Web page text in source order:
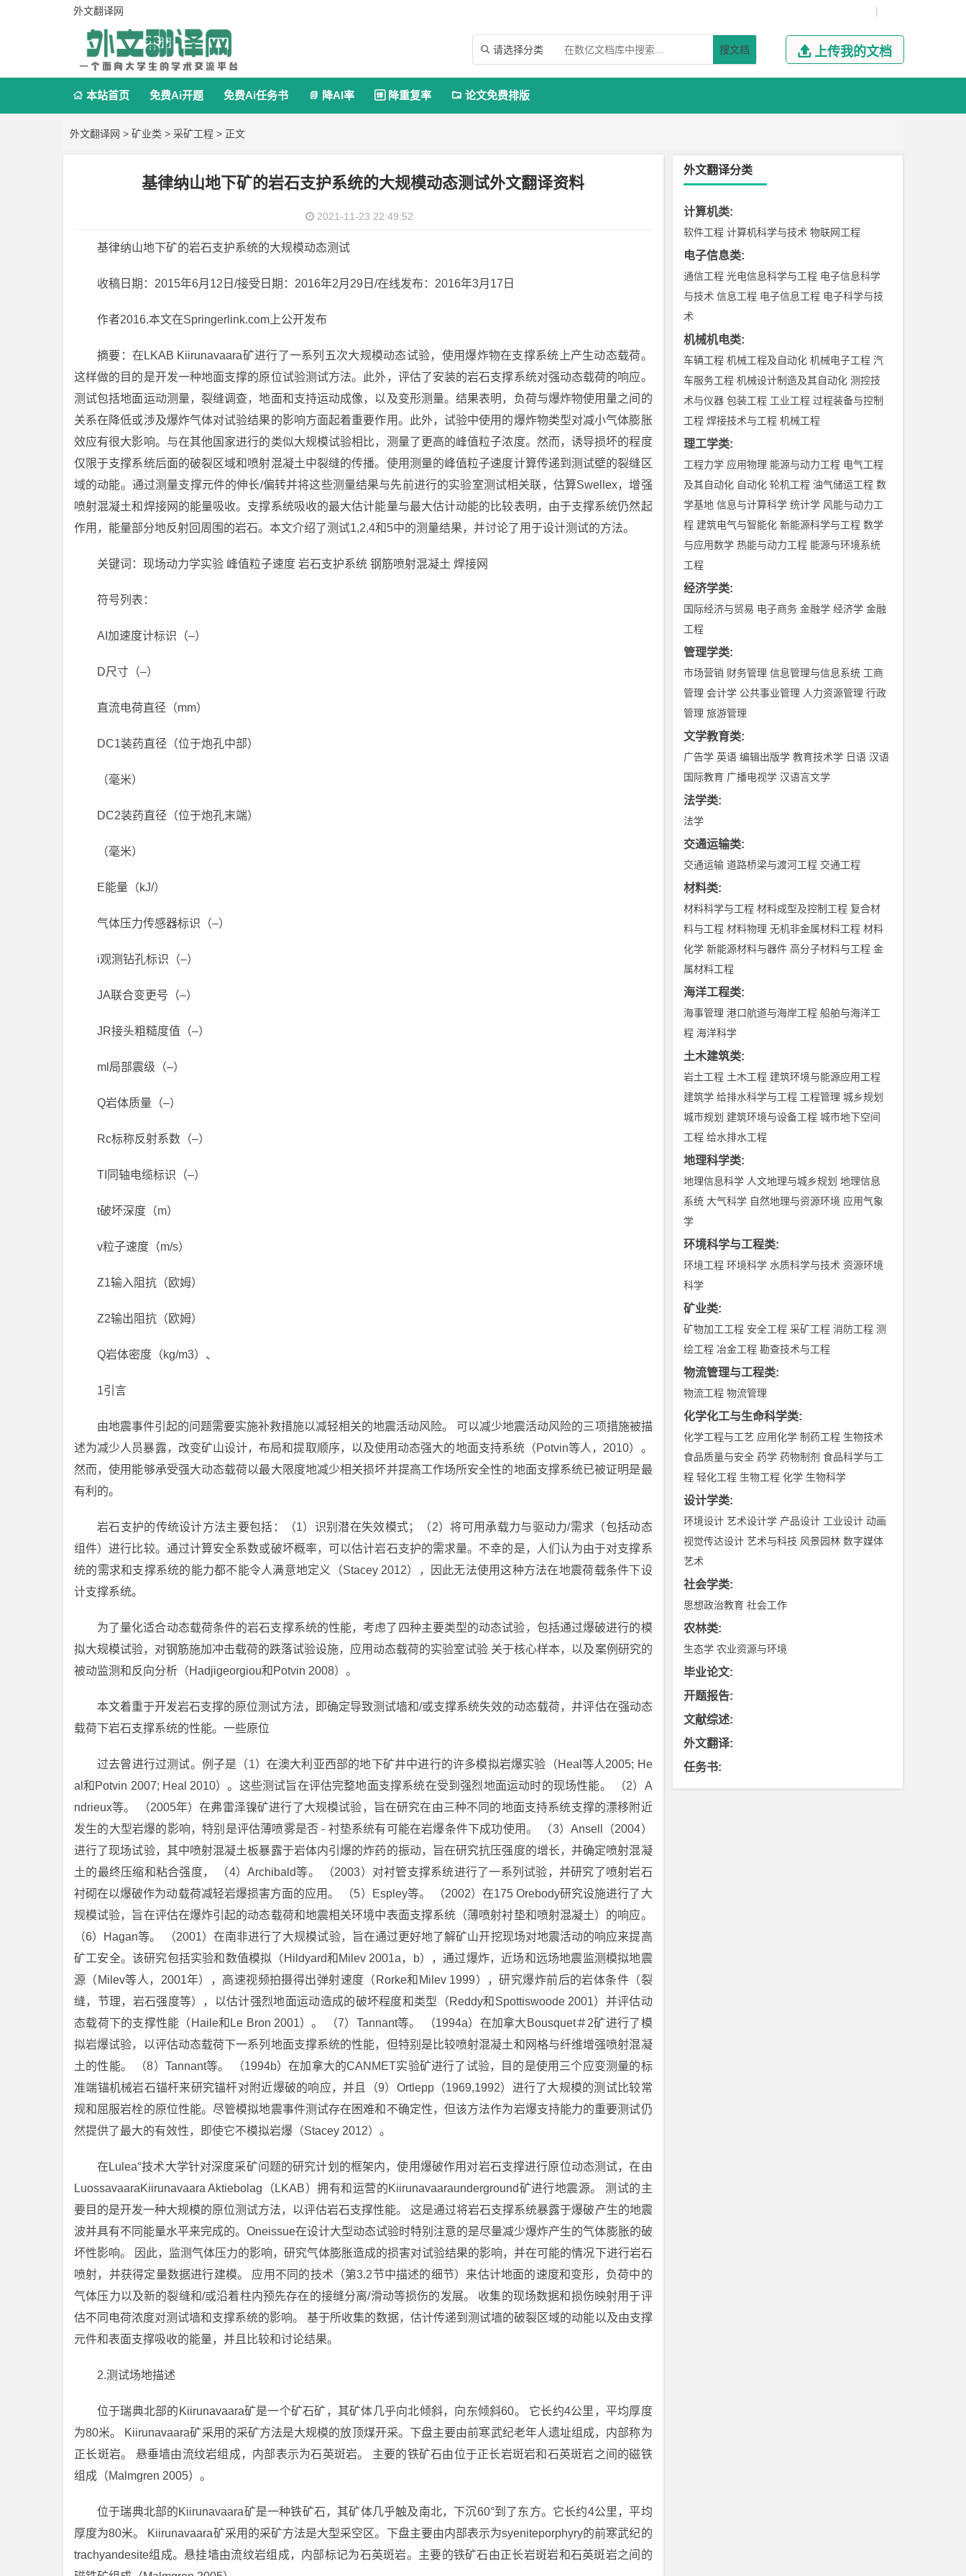
外文翻译网 |
 请选择分类 搜文档  上传我的文档
 本站首页 免费Ai开题 免费Ai任务书  降AI率  降重复率  论文免费排版
外文翻译网 > 矿业类 > 采矿工程 > 正文
基律纳山地下矿的岩石支护系统的大规模动态测试外文翻译资料
2021-11-23 22:49:52
基律纳山地下矿的岩石支护系统的大规模动态测试
收稿日期：2015年6月12日/接受日期：2016年2月29日/在线发布：2016年3月17日
作者2016.本文在Springerlink.com上公开发布
摘要：在LKAB Kiirunavaara矿进行了一系列五次大规模动态试验，使用爆炸物在支撑系统上产生动态载荷。
这样做的目的是开发一种地面支撑的原位试验测试方法。此外，评估了安装的岩石支撑系统对强动态载荷的响应。
测试包括地面运动测量，裂缝调查，地面和支持运动成像，以及变形测量。结果表明，负荷与爆炸物使用量之间的
关系在降低或涉及爆炸气体对试验结果的影响方面起着重要作用。此外，试验中使用的爆炸物类型对减小气体膨胀
效应有很大影响。与在其他国家进行的类似大规模试验相比，测量了更高的峰值粒子浓度。然而，诱导损坏的程度
仅限于支撑系统后面的破裂区域和喷射混凝土中裂缝的传播。使用测量的峰值粒子速度计算传递到测试壁的裂缝区
域的动能。通过测量支撑元件的伸长/偏转并将这些测量结果与先前进行的实验室测试相关联，估算Swellex，增强
喷射混凝土和焊接网的能量吸收。支撑系统吸收的最大估计能量与最大估计动能的比较表明，由于支撑系统仍然起
作用，能量部分地反射回周围的岩石。本文介绍了测试1,2,4和5中的测量结果，并讨论了用于设计测试的方法。
关键词：现场动力学实验 峰值粒子速度 岩石支护系统 钢筋喷射混凝土 焊接网
符号列表：
AI加速度计标识（–）
D尺寸（–）
直流电荷直径（mm）
DC1装药直径（位于炮孔中部）
（毫米）
DC2装药直径（位于炮孔末端）
（毫米）
E能量（kJ/）
气体压力传感器标识（–）
i观测钻孔标识（–）
JA联合变更号（–）
JR接头粗糙度值（–）
ml局部震级（–）
Q岩体质量（–）
Rc标称反射系数（–）
TI同轴电缆标识（–）
t破坏深度（m）
v粒子速度（m/s）
Z1输入阻抗（欧姆）
Z2输出阻抗（欧姆）
Q岩体密度（kg/m3）、
1引言
由地震事件引起的问题需要实施补救措施以减轻相关的地震活动风险。 可以减少地震活动风险的三项措施被描
述为减少人员暴露，改变矿山设计，布局和提取顺序，以及使用动态强大的地面支持系统（Potvin等人，2010）。
然而，使用能够承受强大动态载荷以最大限度地减少相关损坏并提高工作场所安全性的地面支撑系统已被证明是最
有利的。
岩石支护的传统设计方法主要包括：（1）识别潜在失效模式；（2）将可用承载力与驱动力/需求（包括动态
组件）进行比较。通过计算安全系数或破坏概率，可以估计岩石支护的需求量。不幸的是，人们认为由于对支撑系
统的需求和支撑系统的能力都不能令人满意地定义（Stacey 2012），因此无法使用这种方法在地震荷载条件下设
计支撑系统。
为了量化适合动态载荷条件的岩石支撑系统的性能，考虑了四种主要类型的动态试验，包括通过爆破进行的模
拟大规模试验，对钢筋施加冲击载荷的跌落试验设施，应用动态载荷的实验室试验 关于核心样本，以及案例研究的
被动监测和反向分析（Hadjigeorgiou和Potvin 2008）。
本文着重于开发岩石支撑的原位测试方法，即确定导致测试墙和/或支撑系统失效的动态载荷，并评估在强动态
载荷下岩石支撑系统的性能。一些原位
过去曾进行过测试。例子是（1）在澳大利亚西部的地下矿井中进行的许多模拟岩爆实验（Heal等人2005; He
al和Potvin 2007; Heal 2010）。这些测试旨在评估完整地面支撑系统在受到强烈地面运动时的现场性能。 （2）A
ndrieux等。 （2005年）在弗雷泽镍矿进行了大规模试验，旨在研究在由三种不同的地面支持系统支撑的漂移附近
发生的大型岩爆的影响，特别是评估薄喷雾是否 - 衬垫系统有可能在岩爆条件下成功使用。 （3）Ansell（2004）
进行了现场试验，其中喷射混凝土板暴露于岩体内引爆的炸药的振动，旨在研究抗压强度的增长，并确定喷射混凝
土的最终压缩和粘合强度， （4）Archibald等。 （2003）对衬管支撑系统进行了一系列试验，并研究了喷射岩石
衬砌在以爆破作为动载荷减轻岩爆损害方面的应用。 （5）Espley等。 （2002）在175 Orebody研究设施进行了大
规模试验，旨在评估在爆炸引起的动态载荷和地震相关环境中表面支撑系统（薄喷射衬垫和喷射混凝土）的响应。
（6）Hagan等。 （2001）在南非进行了大规模试验，旨在通过更好地了解矿山开挖现场对地震活动的响应来提高
矿工安全。该研究包括实验和数值模拟（Hildyard和Milev 2001a，b），通过爆炸，近场和远场地震监测模拟地震
源（Milev等人，2001年），高速视频拍摄得出弹射速度（Rorke和Milev 1999），研究爆炸前后的岩体条件（裂
缝，节理，岩石强度等），以估计强烈地面运动造成的破坏程度和类型（Reddy和Spottiswoode 2001）并评估动
态载荷下的支撑性能（Haile和Le Bron 2001）。 （7）Tannant等。 （1994a）在加拿大Bousquet＃2矿进行了模
拟岩爆试验，以评估动态载荷下一系列地面支撑系统的性能，但特别是比较喷射混凝土和网格与纤维增强喷射混凝
土的性能。 （8）Tannant等。 （1994b）在加拿大的CANMET实验矿进行了试验，目的是使用三个应变测量的标
准端锚机械岩石锚杆来研究锚杆对附近爆破的响应，并且（9）Ortlepp（1969,1992）进行了大规模的测试比较常
规和屈服岩栓的原位性能。尽管模拟地震事件测试存在困难和不确定性，但该方法作为岩爆支持能力的重要测试仍
然提供了最大的有效性，即使它不模拟岩爆（Stacey 2012）。
在Lulea°技术大学针对深度采矿问题的研究计划的框架内，使用爆破作用对岩石支撑进行原位动态测试，在由
LuossavaaraKiirunavaara Aktiebolag（LKAB）拥有和运营的Kiirunavaaraunderground矿进行地震源。 测试的主
要目的是开发一种大规模的原位测试方法，以评估岩石支撑性能。 这是通过将岩石支撑系统暴露于爆破产生的地震
波并具有不同能量水平来完成的。Oneissue在设计大型动态试验时特别注意的是尽量减少爆炸产生的气体膨胀的破
坏性影响。 因此，监测气体压力的影响，研究气体膨胀造成的损害对试验结果的影响，并在可能的情况下进行岩石
喷射，并获得定量数据进行建模。 应用不同的技术（第3.2节中描述的细节）来估计地面的速度和变形，负荷中的
气体压力以及新的裂缝和/或沿着柱内预先存在的接缝分离/滑动等损伤的发展。 收集的现场数据和损伤映射用于评
估不同电荷浓度对测试墙和支撑系统的影响。 基于所收集的数据，估计传递到测试墙的破裂区域的动能以及由支撑
元件和表面支撑吸收的能量，并且比较和讨论结果。
2.测试场地描述
位于瑞典北部的Kiirunavaara矿是一个矿石矿，其矿体几乎向北倾斜，向东倾斜60。 它长约4公里，平均厚度
为80米。 Kiirunavaara矿采用的采矿方法是大规模的放顶煤开采。下盘主要由前寒武纪老年人遗址组成，内部称为
正长斑岩。 悬垂墙由流纹岩组成，内部表示为石英斑岩。 主要的铁矿石由位于正长岩斑岩和石英斑岩之间的磁铁
组成（Malmgren 2005）。
位于瑞典北部的Kiirunavaara矿是一种铁矿石，其矿体几乎触及南北，下沉60°到了东方。它长约4公里，平均
厚度为80米。 Kiirunavaara矿采用的采矿方法是大型采空区。下盘主要由内部表示为syeniteporphyry的前寒武纪的
trachyandesite组成。悬挂墙由流纹岩组成，内部标记为石英斑岩。主要的铁矿石由正长岩斑岩和石英斑岩之间的
外文翻译分类
计算机类:
软件工程 计算机科学与技术 物联网工程
电子信息类:
通信工程 光电信息科学与工程 电子信息科学
与技术 信息工程 电子信息工程 电子科学与技
术
机械机电类:
车辆工程 机械工程及自动化 机械电子工程 汽
车服务工程 机械设计制造及其自动化 测控技
术与仪器 包装工程 工业工程 过程装备与控制
工程 焊接技术与工程 机械工程
理工学类:
工程力学 应用物理 能源与动力工程 电气工程
及其自动化 自动化 轮机工程 油气储运工程 数
学基地 信息与计算科学 统计学 风能与动力工
程 建筑电气与智能化 新能源科学与工程 数学
与应用数学 热能与动力工程 能源与环境系统
工程
经济学类:
国际经济与贸易 电子商务 金融学 经济学 金融
工程
管理学类:
市场营销 财务管理 信息管理与信息系统 工商
管理 会计学 公共事业管理 人力资源管理 行政
管理 旅游管理
文学教育类:
广告学 英语 编辑出版学 教育技术学 日语 汉语
国际教育 广播电视学 汉语言文学
法学类:
法学
交通运输类:
交通运输 道路桥梁与渡河工程 交通工程
材料类:
材料科学与工程 材料成型及控制工程 复合材
料与工程 材料物理 无机非金属材料工程 材料
化学 新能源材料与器件 高分子材料与工程 金
属材料工程
海洋工程类:
海事管理 港口航道与海岸工程 船舶与海洋工
程 海洋科学
土木建筑类:
岩土工程 土木工程 建筑环境与能源应用工程
建筑学 给排水科学与工程 工程管理 城乡规划
城市规划 建筑环境与设备工程 城市地下空间
工程 给水排水工程
地理科学类:
地理信息科学 人文地理与城乡规划 地理信息
系统 大气科学 自然地理与资源环境 应用气象
学
环境科学与工程类:
环境工程 环境科学 水质科学与技术 资源环境
科学
矿业类:
矿物加工工程 安全工程 采矿工程 消防工程 测
绘工程 冶金工程 勘查技术与工程
物流管理与工程类:
物流工程 物流管理
化学化工与生命科学类:
化学工程与工艺 应用化学 制药工程 生物技术
食品质量与安全 药学 药物制剂 食品科学与工
程 轻化工程 生物工程 化学 生物科学
设计学类:
环境设计 艺术设计学 产品设计 工业设计 动画
视觉传达设计 艺术与科技 风景园林 数字媒体
艺术
社会学类:
思想政治教育 社会工作
农林类:
生态学 农业资源与环境
毕业论文:
开题报告:
文献综述:
外文翻译:
任务书: